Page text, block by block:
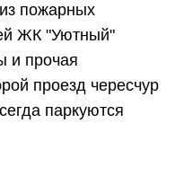
пожарных
ЖК "Уютный"
и прочая
проезд чересчур
паркуются